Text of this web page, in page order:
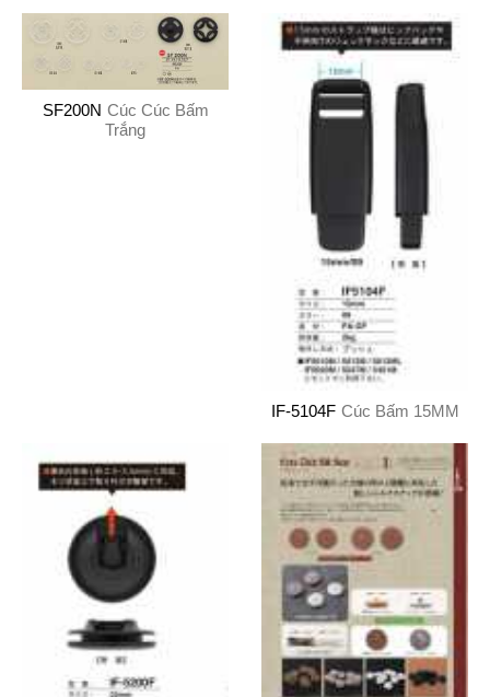
SF200N Cúc Cúc Bấm
Trắng
IF-5104F Cúc Bấm 15MM